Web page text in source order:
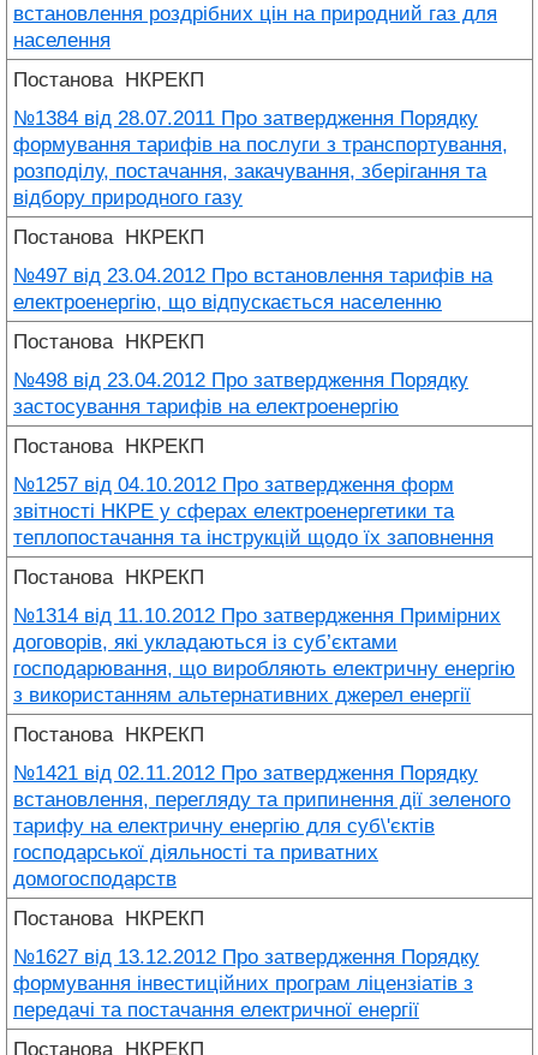
встановлення роздрібних цін на природний газ для
населення
Постанова НКРЕКП
№1384 від 28.07.2011 Про затвердження Порядку
формування тарифів на послуги з транспортування,
розподілу, постачання, закачування, зберігання та
відбору природного газу
Постанова НКРЕКП
№497 від 23.04.2012 Про встановлення тарифів на
електроенергію, що відпускається населенню
Постанова НКРЕКП
№498 від 23.04.2012 Про затвердження Порядку
застосування тарифів на електроенергію
Постанова НКРЕКП
№1257 від 04.10.2012 Про затвердження форм
звітності НКРЕ у сферах електроенергетики та
теплопостачання та інструкцій щодо їх заповнення
Постанова НКРЕКП
№1314 від 11.10.2012 Про затвердження Примірних
договорів, які укладаються із суб’єктами
господарювання, що виробляють електричну енергію
з використанням альтернативних джерел енергії
Постанова НКРЕКП
№1421 від 02.11.2012 Про затвердження Порядку
встановлення, перегляду та припинення дії зеленого
тарифу на електричну енергію для суб\'єктів
господарської діяльності та приватних
домогосподарств
Постанова НКРЕКП
№1627 від 13.12.2012 Про затвердження Порядку
формування інвестиційних програм ліцензіатів з
передачі та постачання електричної енергії
Постанова НКРЕКП